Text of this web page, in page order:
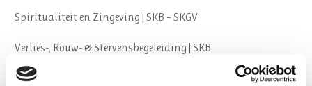
Spiritualiteit en Zingeving | SKB – SKGV
Verlies-, Rouw- & Stervensbegeleiding | SKB
Geestelijk begeleider